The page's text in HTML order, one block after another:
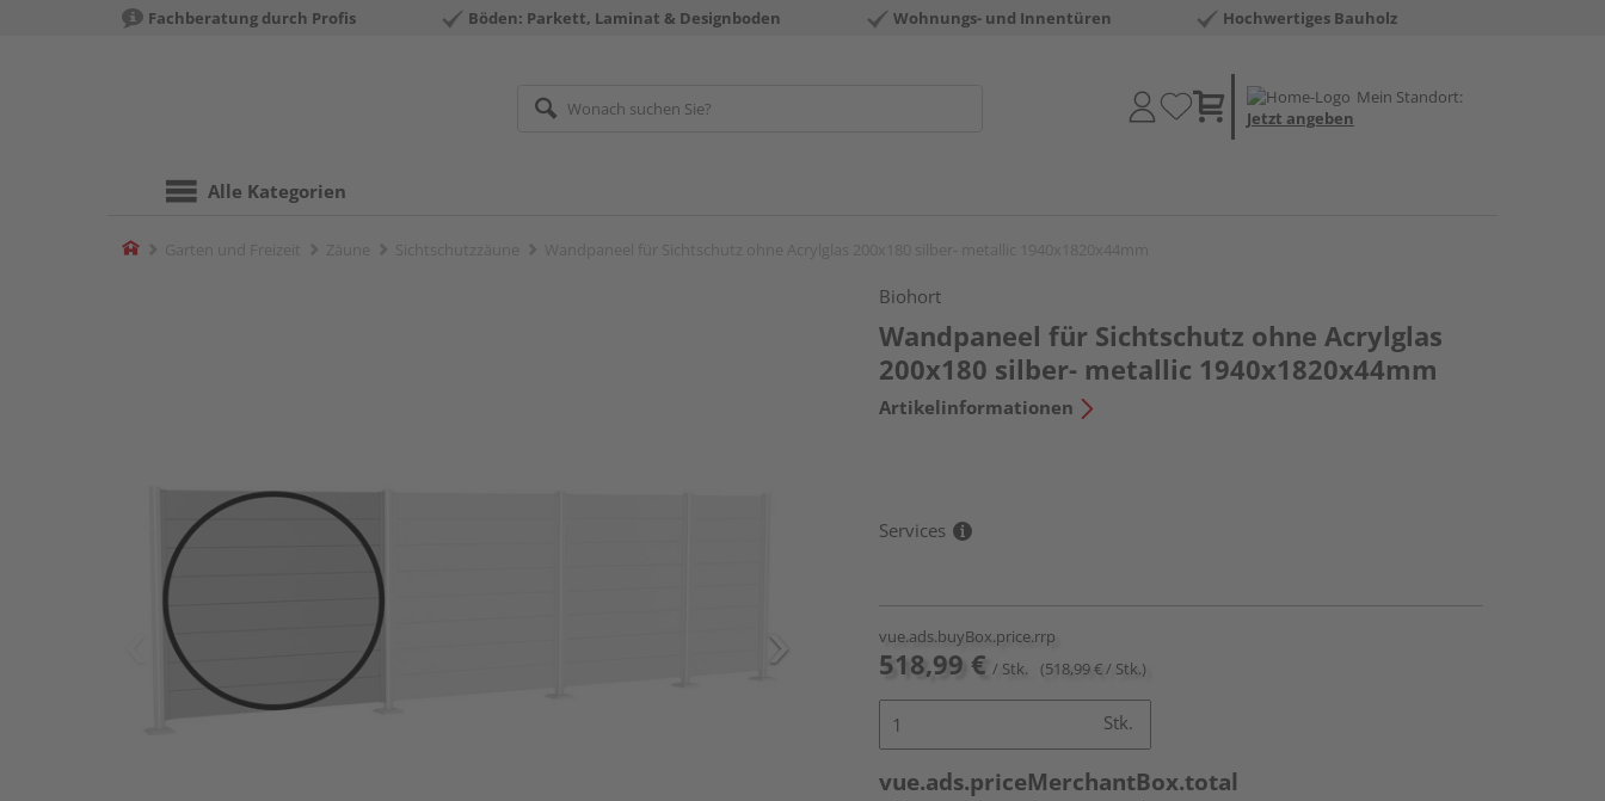
Fachberatung durch Profis Böden: Parkett, Laminat & Designboden Wohnungs- und Innentüren Hochwertiges Bauholz
Mein Standort:
Jetzt angeben
Alle Kategorien
Home
Biohort
Wandpaneel für Sichtschutz ohne Acrylglas
200x180 silber- metallic 1940x1820x44mm
Artikelinformationen
Services
vue.ads.buyBox.price.rrp
518,99 € / Stk. (518,99 € / Stk.)
Stk.
vue.ads.priceMerchantBox.total